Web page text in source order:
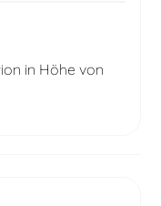
in Höhe von